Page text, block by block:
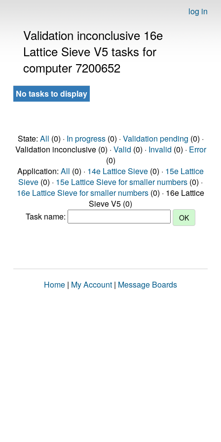
log in
Validation inconclusive 16e
Lattice Sieve V5 tasks for
computer 7200652
No tasks to display
State: All (0) · In progress(0) · Validation pending (0) ·
Validation inconclusive (0) · Valid (0) · Invalid (0) · Error
(0)
Application: All (0) · 14e Lattice Sieve (0) · 15e Lattice
Sieve (0) · 15e Lattice Sieve for smaller numbers (0) ·
16e Lattice Sieve for smaller numbers (0) · 16e Lattice
Sieve V5 (0)
Task name:
Home | My Account | Message Boards